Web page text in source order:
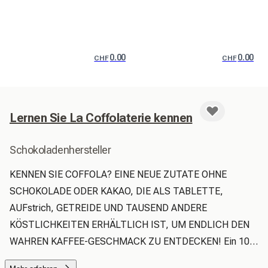
CHF0.00 CHF0.00
Lernen Sie La Coffolaterie kennen
Schokoladenhersteller
KENNEN SIE COFFOLA? EINE NEUE ZUTATE OHNE
SCHOKOLADE ODER KAKAO, DIE ALS TABLETTE,
AUFstrich, GETREIDE UND TAUSEND ANDERE
KÖSTLICHKEITEN ERHÄLTLICH IST, UM ENDLICH DEN
WAHREN KAFFEE-GESCHMACK ZU ENTDECKEN! Ein 100
% Arabica-Geschmack von großer Subtilität, aromatischer